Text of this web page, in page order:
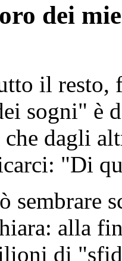
dei
il resto,
sogni" è
dagli
"Di
sembrare
alla
di